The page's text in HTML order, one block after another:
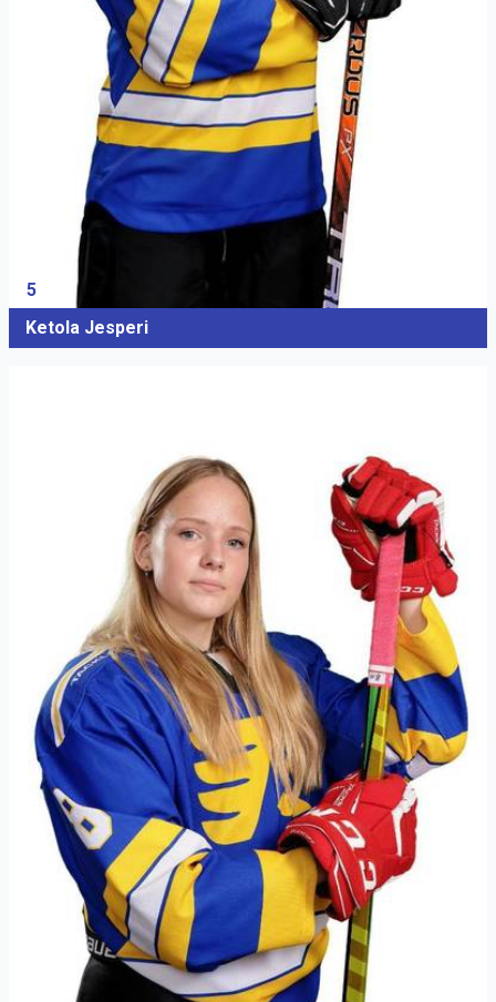
5
Ketola Jesperi